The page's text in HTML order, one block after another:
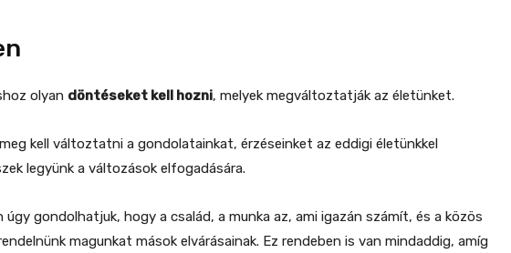
olyan döntéseket kell hozni, melyek megváltoztatják az életünket.
kell változtatni a gondolatainkat, érzéseinket az eddigi életünkkel
legyünk a változások elfogadására.
gondolhatjuk, hogy a család, a munka az, ami igazán számít, és a közös
magunkat mások elvárásainak. Ez rendeben is van mindaddig, amíg